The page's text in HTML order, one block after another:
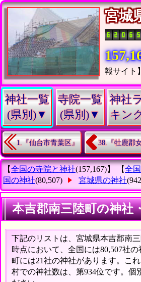
宮城
報サイト
神社一覧
(県別)▼
寺院一覧
(県別)▼
神社
キン
1.『仙台市青葉区』 38.『牡鹿郡
【全国の寺院と神社(157,167)】 【全
国の神社(80,507) 宮城県の神社
本吉郡南三陸町の神社
下記のリストは、宮城県本吉郡南
時点において、全国には80,507社
町には21社の神社があります。こ
村での神社数は、第934位です。個